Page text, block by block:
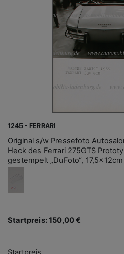
1245 - FERRARI
Original s/w Pressefoto
Heck des Ferrari 275GTS
gestempelt „DuFoto“, 17,5x12cm
Startpreis: 150,00 €